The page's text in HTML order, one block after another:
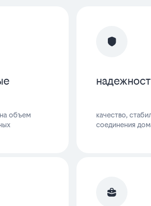
объем
качество,
соединения